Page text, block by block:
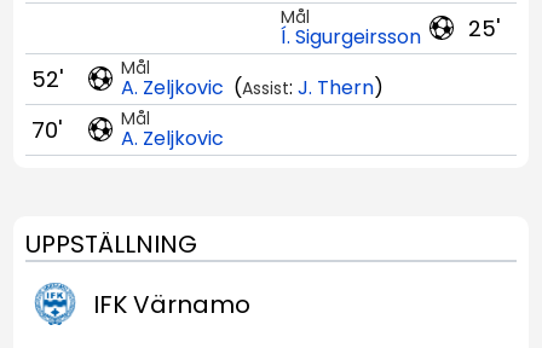
25'
Mål
Í. Sigurgeirsson
Mål
A. Zeljkovic (Assist: J. Thern)
52'
Mål
A. Zeljkovic
70'
UPPSTÄLLNING
IFK Värnamo